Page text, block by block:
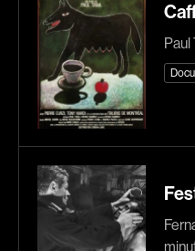
Musicaux
Romantiques
Western
1920
1940
Paul